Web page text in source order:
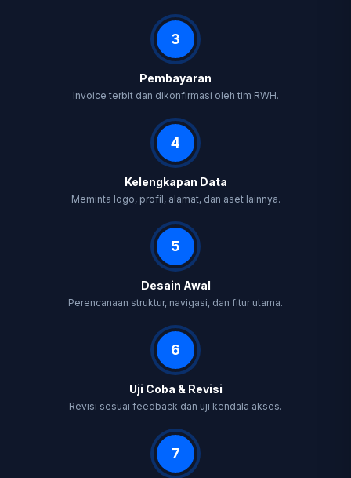
3
Pembayaran
Invoice terbit dan dikonfirmasi oleh tim RWH.
4
Kelengkapan Data
Meminta logo, profil, alamat, dan aset lainnya.
5
Desain Awal
Perencanaan struktur, navigasi, dan fitur utama.
6
Uji Coba & Revisi
Revisi sesuai feedback dan uji kendala akses.
7